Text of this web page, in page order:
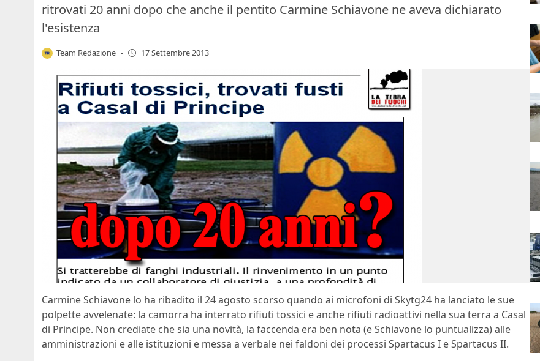
ritrovati 20 anni dopo che anche il pentito Carmine Schiavone ne aveva dichiarato
l'esistenza
Team Redazione - 17 Settembre 2013
Carmine Schiavone lo ha ribadito il 24 agosto scorso quando ai microfoni di Skytg24 ha lanciato le sue
polpette avvelenate: la camorra ha interrato rifiuti tossici e anche rifiuti radioattivi nella sua terra a Casal
di Principe. Non crediate che sia una novità, la faccenda era ben nota (e Schiavone lo puntualizza) alle
amministrazioni e alle istituzioni e messa a verbale nei faldoni dei processi Spartacus I e Spartacus II.